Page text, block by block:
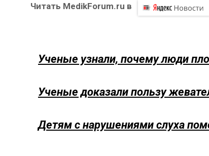
Читать MedikForum.ru в
Ученые узнали, почему люди
Ученые доказали пользу
Детям с нарушениями слуха